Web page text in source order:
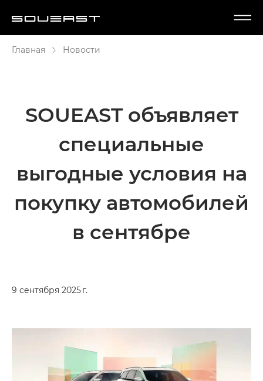
Главная Новости
SOUEAST объявляет
специальные
выгодные условия на
покупку автомобилей
в сентябре
9 сентября 2025 г.